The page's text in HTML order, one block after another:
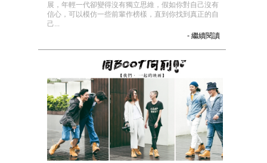
展，年輕一代卻變得沒有獨立思維，假如你對自己沒有
信心，可以模仿一些前輩作榜樣，直到你找到真正的自
己...
- 繼續閱讀